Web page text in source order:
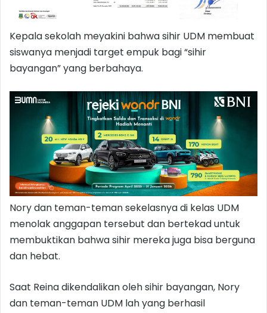
Kepala sekolah meyakini bahwa sihir UDM membuat
siswanya menjadi target empuk bagi “sihir
bayangan” yang berbahaya.
Nory dan teman-teman sekelasnya di kelas UDM
menolak anggapan tersebut dan bertekad untuk
membuktikan bahwa sihir mereka juga bisa berguna
dan hebat.
Saat Reina dikendalikan oleh sihir bayangan, Nory
dan teman-teman UDM lah yang berhasil